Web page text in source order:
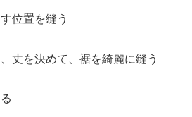
位置を縫う
丈を決めて、裾を綺麗に縫う